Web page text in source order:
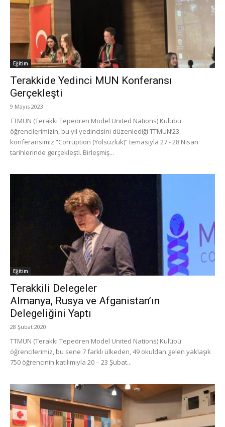
Eğitim
Terakkide Yedinci MUN Konferansı
Gerçekleşti
9 Mayıs 2023
TTMUN (Terakki Tepeören Model United Nations) Kulübü
öğrencilerimizin, bu yıl yedincisini düzenlediği TTMUN’23
konferansımız “Corruption (Yolsuzluk)” temasıyla 27 - 28 Nisan
tarihlerinde gerçekleşti. Birleşmiş...
Eğitim
Terakkili Delegeler
Almanya, Rusya ve Afganistan’ın
Delegeliğini Yaptı
28 Şubat 2020
TTMUN (Terakki Tepeören Model United Nations) Kulübü
öğrencilerimiz, bu sene 7 farklı ülkeden, 49 okuldan gelen yaklaşık
750 öğrencinin katılımıyla 20 – 23 Şubat...